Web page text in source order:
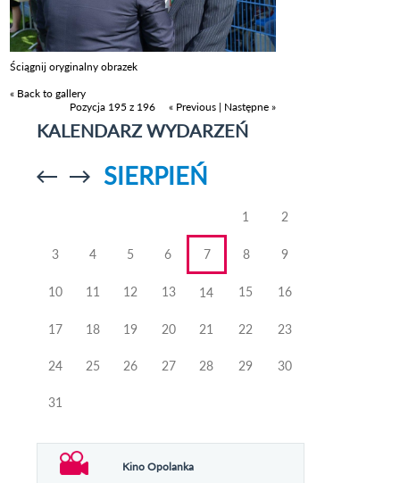
Ściągnij oryginalny obrazek
« Back to gallery
Pozycja 195 z 196
« Previous | Następne »
KALENDARZ WYDARZEŃ
Przejdź doPrzejdź do
SIERPIEŃ
1 2
3 4 5 6 7 8 9
10 11 12 13 14 15 16
17 18 19 20 21 22 23
24 25 26 27 28 29 30
31
Kino Opolanka